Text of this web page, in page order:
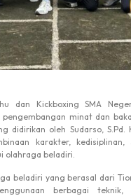
dan Kickboxing SMA
pengembangan minatdan
didirikan oleh Sudarso, S.Pd.
karakter, kedisiplinan,
olahraga beladiri.
beladiri yangberasal dari
berbagai teknik